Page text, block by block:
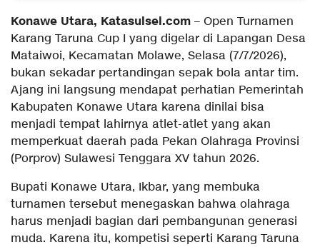
Konawe Utara, Katasulsel.com – Open Turnamen
Karang Taruna Cup I yang digelar di Lapangan Desa
Mataiwoi, Kecamatan Molawe, Selasa (7/7/2026),
bukan sekadar pertandingan sepak bola antar tim.
Ajang ini langsung mendapat perhatian Pemerintah
Kabupaten Konawe Utara karena dinilai bisa
menjadi tempat lahirnya atlet-atlet yang akan
memperkuat daerah pada Pekan Olahraga Provinsi
(Porprov) Sulawesi Tenggara XV tahun 2026.
Bupati Konawe Utara, Ikbar, yang membuka
turnamen tersebut menegaskan bahwa olahraga
harus menjadi bagian dari pembangunan generasi
muda. Karena itu, kompetisi seperti Karang Taruna